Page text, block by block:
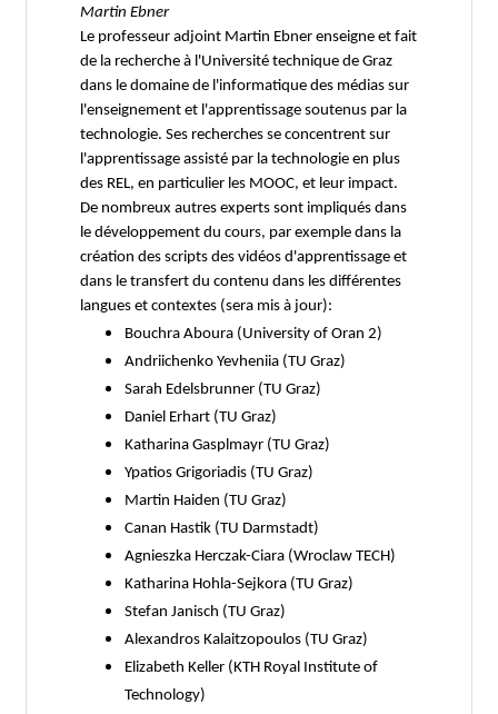
Martin Ebner
Le professeur adjoint Martin Ebner enseigne et fait
de la recherche à l'Université technique de Graz
dans le domaine de l'informatique des médias sur
l'enseignement et l'apprentissage soutenus par la
technologie. Ses recherches se concentrent sur
l'apprentissage assisté par la technologie en plus
des REL, en particulier les MOOC, et leur impact.
De nombreux autres experts sont impliqués dans
le développement du cours, par exemple dans la
création des scripts des vidéos d'apprentissage et
dans le transfert du contenu dans les différentes
langues et contextes (sera mis à jour):
Bouchra Aboura (University of Oran 2)
Andriichenko Yevheniia (TU Graz)
Sarah Edelsbrunner (TU Graz)
Daniel Erhart (TU Graz)
Katharina Gasplmayr (TU Graz)
Ypatios Grigoriadis (TU Graz)
Martin Haiden (TU Graz)
Canan Hastik (TU Darmstadt)
Agnieszka Herczak-Ciara (Wroclaw TECH)
Katharina Hohla-Sejkora (TU Graz)
Stefan Janisch (TU Graz)
Alexandros Kalaitzopoulos (TU Graz)
Elizabeth Keller (KTH Royal Institute of
Technology)